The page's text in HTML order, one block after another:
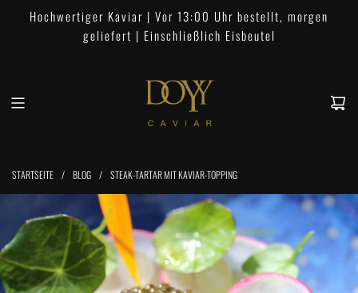
n
g
Hochwertiger Kaviar | Vor 13:00 Uhr bestellt, morgen
geliefert | Einschließlich Eisbeutel
STARTSEITE / BLOG / STEAK-TARTAR MIT KAVIAR-TOPPING